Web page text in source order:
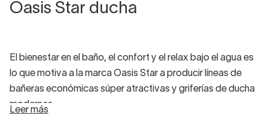
Oasis Star ducha
El bienestar en el baño, el confort y el relax bajo el agua es
lo que motiva a la marca Oasis Star a producir líneas de
bañeras económicas súper atractivas y griferías de ducha
modernas.
Leer más